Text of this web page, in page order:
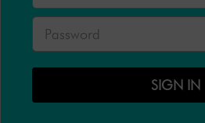
SIGN IN